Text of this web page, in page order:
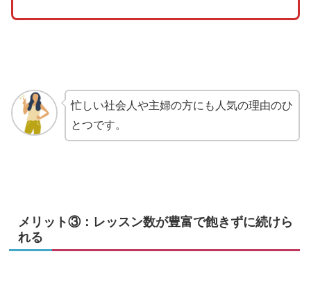
忙しい社会人や主婦の方にも人気の理由のひ
とつです。
メリット③：レッスン数が豊富で飽きずに続けら
れる